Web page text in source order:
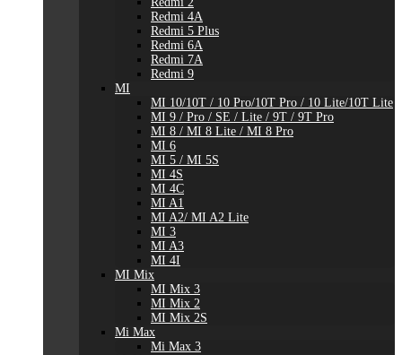
Redmi 4A
Redmi 5 Plus
Redmi 6A
Redmi 7A
Redmi 9
MI
MI 10/10T / 10 Pro/10T Pro / 10 Lite/10T Lite
MI 9 / Pro / SE / Lite / 9T / 9T Pro
MI 8 / MI 8 Lite / MI 8 Pro
MI 6
MI 5 / MI 5S
MI 4S
MI 4C
MI A1
MI A2/ MI A2 Lite
MI 3
MI A3
MI 4I
MI Mix
MI Mix 3
MI Mix 2
MI Mix 2S
Mi Max
Mi Max 3